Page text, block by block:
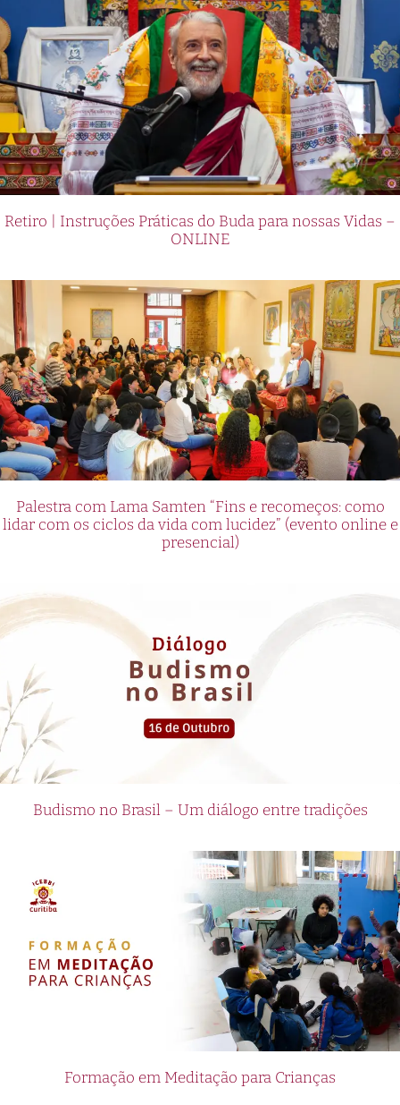
Retiro | Instruções Práticas do Buda para nossas Vidas –
ONLINE
Palestra com Lama Samten “Fins e recomeços: como
lidar com os ciclos da vida com lucidez” (evento online e
presencial)
Budismo no Brasil – Um diálogo entre tradições
Formação em Meditação para Crianças